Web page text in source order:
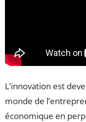
L’innovation est
monde de
économique en